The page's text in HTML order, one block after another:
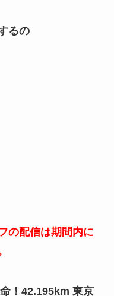
るの
の配信は期間内に
！42.195km 東京